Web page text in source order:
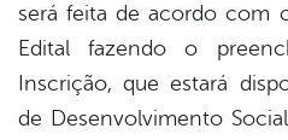
será feita de acordo com
Edital fazendo o
Inscrição, que estará
de Desenvolvimento